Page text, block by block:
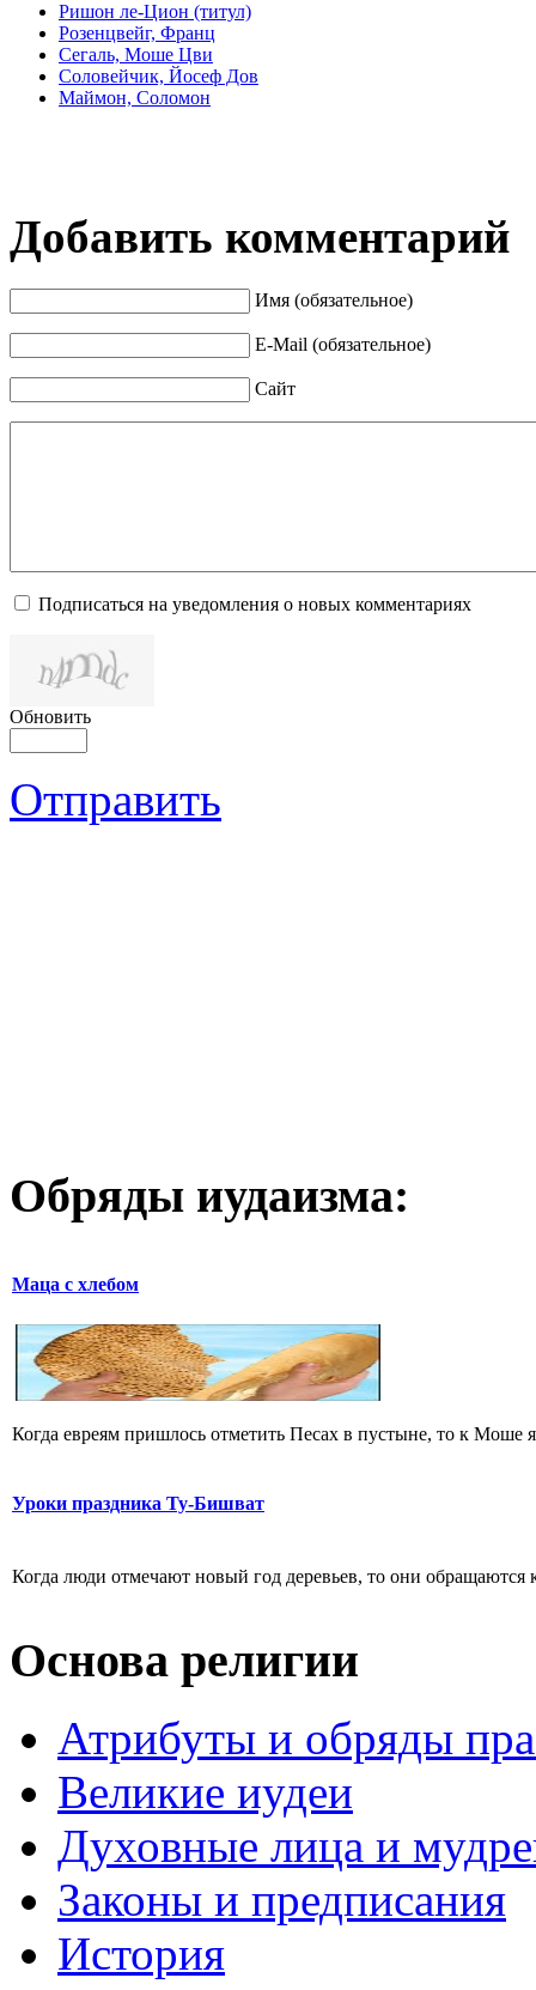
Ришон ле-Цион (титул)
Розенцвейг, Франц
Сегаль, Моше Цви
Соловейчик, Йосеф Дов
Маймон, Соломон
Добавить комментарий
Имя (обязательное)
E-Mail (обязательное)
Сайт
Подписаться на уведомления о новых комментариях
Обновить
Отправить
Обряды иудаизма:
Маца с хлебом
Когда евреям пришлось отметить Песах в пустыне, то к Моше
Уроки праздника Ту-Бишват
Когда люди отмечают новый год деревьев, то они обращаются
Основа религии
Атрибуты и обряды
Великие иудеи
Духовные лица и
Законы и предписания
История